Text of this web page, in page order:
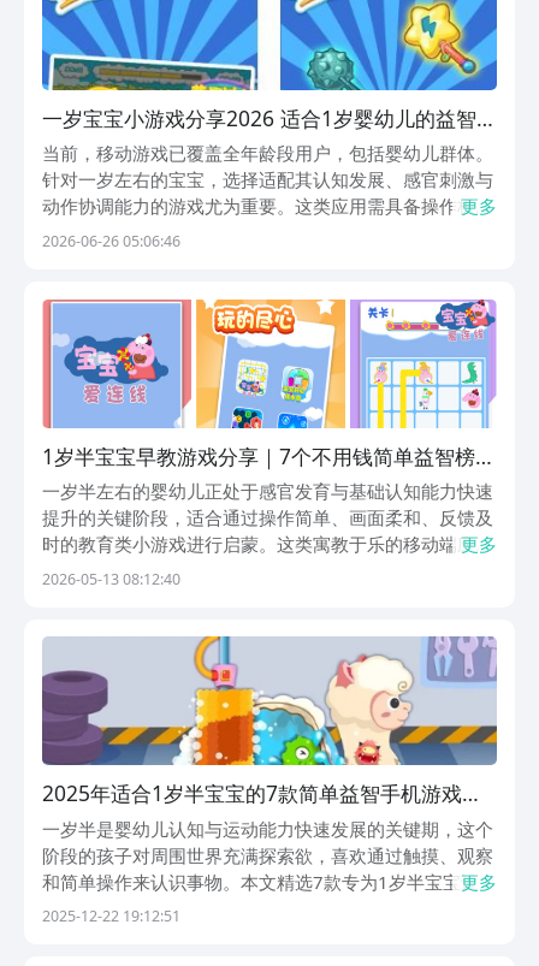
一岁宝宝小游戏分享2026 适合1岁婴幼儿的益智早
教游戏榜单
当前，移动游戏已覆盖全年龄段用户，包括婴幼儿群体。
针对一岁左右的宝宝，选择适配其认知发展、感官刺激与
动作协调能力的游戏尤为重要。这类应用需具备操作极
简、界面柔和、反馈及时、无广告干扰等特征。以下推荐
《
更多
2026-06-26 05:06:46
1岁半宝宝早教游戏分享｜7个不用钱简单益智榜单
5before_1（2026更新）
一岁半左右的婴幼儿正处于感官发育与基础认知能力快速
提升的关键阶段，适合通过操作简单、画面柔和、反馈及
时的教育类小游戏进行启蒙。这类寓教于乐的移动端应用
下载热度持续走高，尤其以操作零门槛、无文字依赖、强
更多
2026-05-13 08:12:40
2025年适合1岁半宝宝的7款简单益智手机游戏分
享（不用下载，安全无广告）
一岁半是婴幼儿认知与运动能力快速发展的关键期，这个
阶段的孩子对周围世界充满探索欲，喜欢通过触摸、观察
和简单操作来认识事物。本文精选7款专为1岁半宝宝设计
的启蒙益智小游戏，画面配色明快柔和，界面简洁无干
更多
2025-12-22 19:12:51